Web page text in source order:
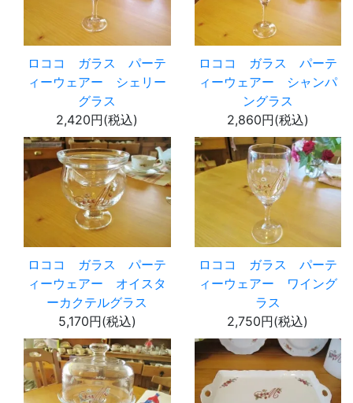
ロココ ガラス パーテ
ィーウェアー シェリー
グラス
2,420円(税込)
ロココ ガラス パーテ
ィーウェアー シャンパ
ングラス
2,860円(税込)
ロココ ガラス パーテ
ィーウェアー オイスタ
ーカクテルグラス
5,170円(税込)
ロココ ガラス パーテ
ィーウェアー ワイング
ラス
2,750円(税込)